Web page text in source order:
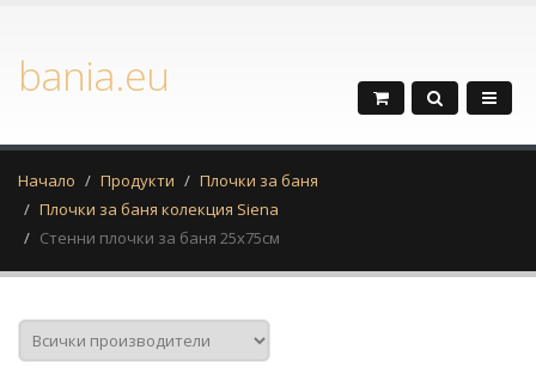
bania.eu
Начало Продукти
Плочки за баня
Плочки за баня колекция Siena
Стенни плочки за баня 25x75см